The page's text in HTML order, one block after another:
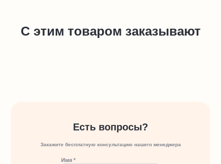
С этим товаром заказывают
Есть вопросы?
Закажите бесплатную консультацию нашего менеджера
Имя *